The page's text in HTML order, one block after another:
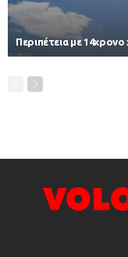
Περιπέτεια με